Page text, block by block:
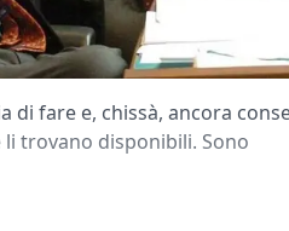
di fare e, chissà, ancora
trovano disponibili. Sono